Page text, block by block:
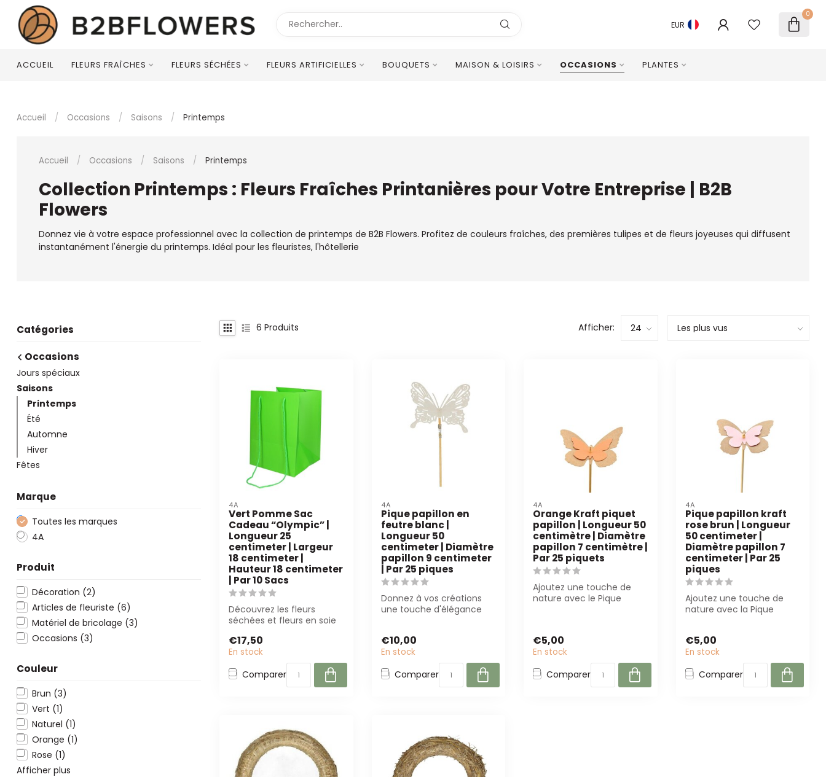
EUR
0
ACCUEIL FLEURS FRAÎCHES FLEURS SÉCHÉES FLEURS ARTIFICIELLES BOUQUETS MAISON & LOISIRS OCCASIONS PLANTES
Accueil / Occasions / Saisons / Printemps
Accueil / Occasions / Saisons / Printemps
Collection Printemps : Fleurs Fraîches Printanières pour Votre Entreprise | B2B
Flowers
Donnez vie à votre espace professionnel avec la collection de printemps de B2B Flowers. Profitez de couleurs fraîches, des premières tulipes et de fleurs joyeuses qui diffusent
instantanément l'énergie du printemps. Idéal pour les fleuristes, l'hôtellerie
Catégories
Occasions
Jours spéciaux
Saisons
Printemps
Été
Automne
Hiver
Fêtes
Marque
Toutes les marques
4A
Produit
Décoration (2)
Articles de fleuriste (6)
Matériel de bricolage (3)
Occasions (3)
Couleur
Brun (3)
Vert (1)
Naturel (1)
Orange (1)
Rose (1)
Afficher plus
6 Produits Afficher:
4A
Vert Pomme Sac
Cadeau “Olympic” |
Longueur 25
centimeter | Largeur
18 centimeter |
Hauteur 18 centimeter
| Par 10 Sacs
Découvrez les fleurs
séchées et fleurs en soie
Flowers B...
€17,50
En stock
Comparer
4A
Pique papillon en
feutre blanc |
Longueur 50
centimeter | Diamètre
papillon 9 centimeter
| Par 25 piques
Donnez à vos créations
une touche d'élégance
€10,00
En stock
Comparer
4A
Orange Kraft piquet
papillon | Longueur 50
centimètre | Diamètre
papillon 7 centimètre |
Par 25 piquets
Ajoutez une touche de
nature avec le Pique
€5,00
En stock
Comparer
4A
Pique papillon kraft
rose brun | Longueur
50 centimeter |
Diamètre papillon 7
centimeter | Par 25
piques
Ajoutez une touche de
nature avec la Pique
€5,00
En stock
Comparer